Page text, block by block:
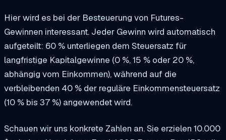
Hier wird es bei der Besteuerung von Futures-
Gewinnen interessant. Jeder Gewinn wird automatisch
aufgeteilt: 60 % unterliegen dem Steuersatz für
langfristige Kapitalgewinne (0 %, 15 % oder 20 %,
abhängig vom Einkommen), während auf die
verbleibenden 40 % der reguläre Einkommensteuersatz
(10 % bis 37 %) angewendet wird.
Schauen wir uns konkrete Zahlen an. Sie erzielen 10.000